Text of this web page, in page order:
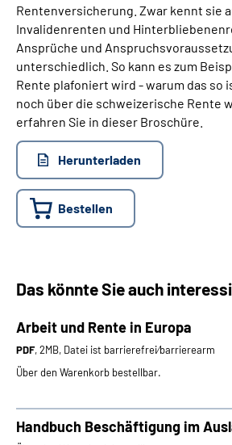
Rentenversicherung. Zwar kennt sie
Invalidenrenten und
Ansprüche und
unterschiedlich. So kann es zum
Rente plafoniert wird - warum das so
noch über die schweizerische Rente
erfahren Sie in dieser Broschüre.
Herunterladen
Bestellen
Das könnte Sie auch
Arbeit und Rente in Europa
PDF, 2MB, Datei ist barrierefrei⁄barrierearm
Über den Warenkorb bestellbar.
Handbuch Beschäftigung im